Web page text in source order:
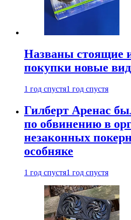
Названы стоящие
покупки новые
1 год спустя1 год спустя
Гилберт Аренас
по обвинению в
незаконных
особняке
1 год спустя1 год спустя